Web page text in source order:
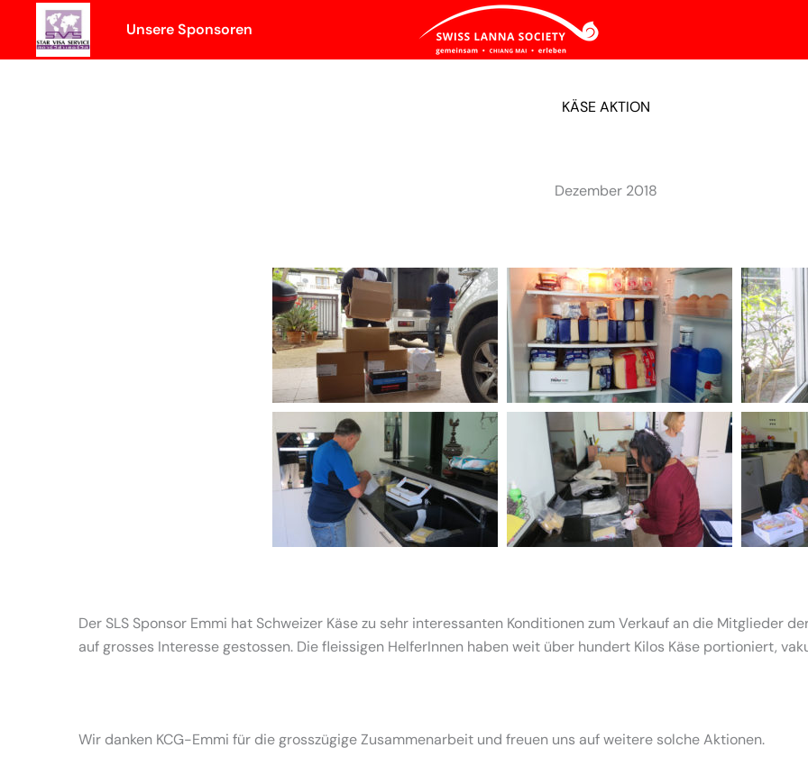
content
Unsere Sponsoren
KÄSE AKTION
Dezember 2018
Der SLS Sponsor Emmi hat Schweizer Käse zu sehr interessanten Konditionen zum Verkauf an die Mitglieder
auf grosses Interesse gestossen. Die fleissigen HelferInnen haben weit über hundert Kilos Käse portioniert,
Wir danken KCG-Emmi für die grosszügige Zusammenarbeit und freuen uns auf weitere solche Aktionen.